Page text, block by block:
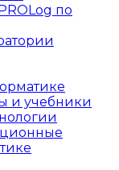
по
и учебники